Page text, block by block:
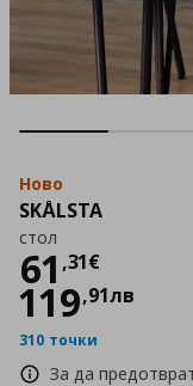
Ново
SKÅLSTA
стол
61 ,31€
Цена
119,91лв
310 точки
За да